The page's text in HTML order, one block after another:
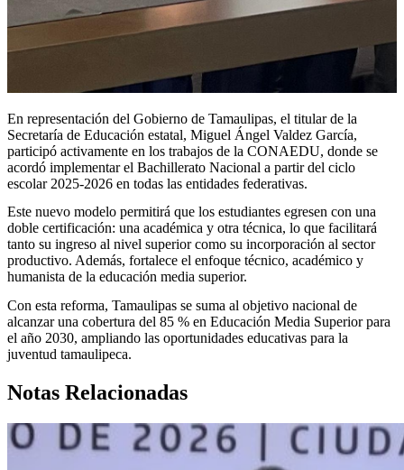
En representación del Gobierno de Tamaulipas, el titular de la
Secretaría de Educación estatal, Miguel Ángel Valdez García,
participó activamente en los trabajos de la CONAEDU, donde se
acordó implementar el Bachillerato Nacional a partir del ciclo
escolar 2025-2026 en todas las entidades federativas.
Este nuevo modelo permitirá que los estudiantes egresen con una
doble certificación: una académica y otra técnica, lo que facilitará
tanto su ingreso al nivel superior como su incorporación al sector
productivo. Además, fortalece el enfoque técnico, académico y
humanista de la educación media superior.
Con esta reforma, Tamaulipas se suma al objetivo nacional de
alcanzar una cobertura del 85 % en Educación Media Superior para
el año 2030, ampliando las oportunidades educativas para la
juventud tamaulipeca.
Notas Relacionadas